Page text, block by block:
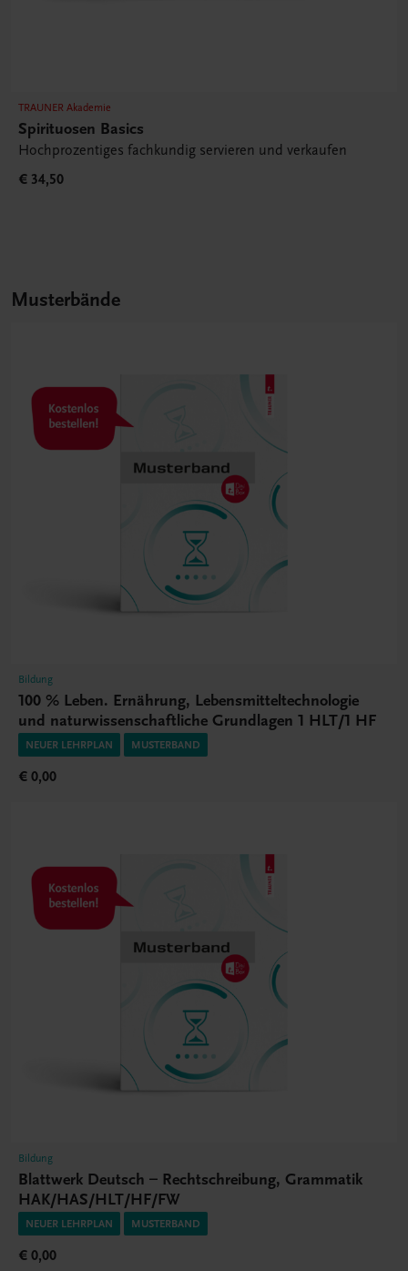
TRAUNER Akademie
Spirituosen Basics
Hochprozentiges fachkundig servieren und verkaufen
€ 34,50
Musterbände
Bildung
100 % Leben. Ernährung, Lebensmitteltechnologie
und naturwissenschaftliche Grundlagen 1 HLT/1 HF
NEUER LEHRPLAN MUSTERBAND
€ 0,00
Bildung
Blattwerk Deutsch – Rechtschreibung, Grammatik
HAK/HAS/HLT/HF/FW
NEUER LEHRPLAN MUSTERBAND
€ 0,00